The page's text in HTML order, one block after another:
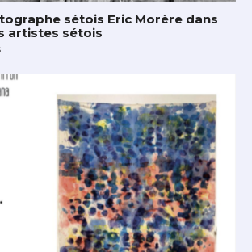
sétois Eric Morère dans
artistes sétois